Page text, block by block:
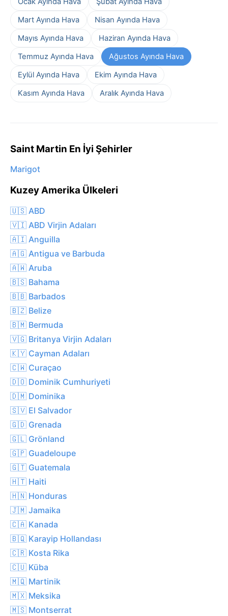
Mart Ayında Hava
Nisan Ayında Hava
Mayıs Ayında Hava
Haziran Ayında Hava
Temmuz Ayında Hava
Ağustos Ayında Hava
Eylül Ayında Hava
Ekim Ayında Hava
Kasım Ayında Hava
Aralık Ayında Hava
Saint Martin En İyi Şehirler
Marigot
Kuzey Amerika Ülkeleri
🇺🇸 ABD
🇻🇮 ABD Virjin Adaları
🇦🇮 Anguilla
🇦🇬 Antigua ve Barbuda
🇦🇼 Aruba
🇧🇸 Bahama
🇧🇧 Barbados
🇧🇿 Belize
🇧🇲 Bermuda
🇻🇬 Britanya Virjin Adaları
🇰🇾 Cayman Adaları
🇨🇼 Curaçao
🇩🇴 Dominik Cumhuriyeti
🇩🇲 Dominika
🇸🇻 El Salvador
🇬🇩 Grenada
🇬🇱 Grönland
🇬🇵 Guadeloupe
🇬🇹 Guatemala
🇭🇹 Haiti
🇭🇳 Honduras
🇯🇲 Jamaika
🇨🇦 Kanada
🇧🇶 Karayip Hollandası
🇨🇷 Kosta Rika
🇨🇺 Küba
🇲🇶 Martinik
🇲🇽 Meksika
🇲🇸 Montserrat